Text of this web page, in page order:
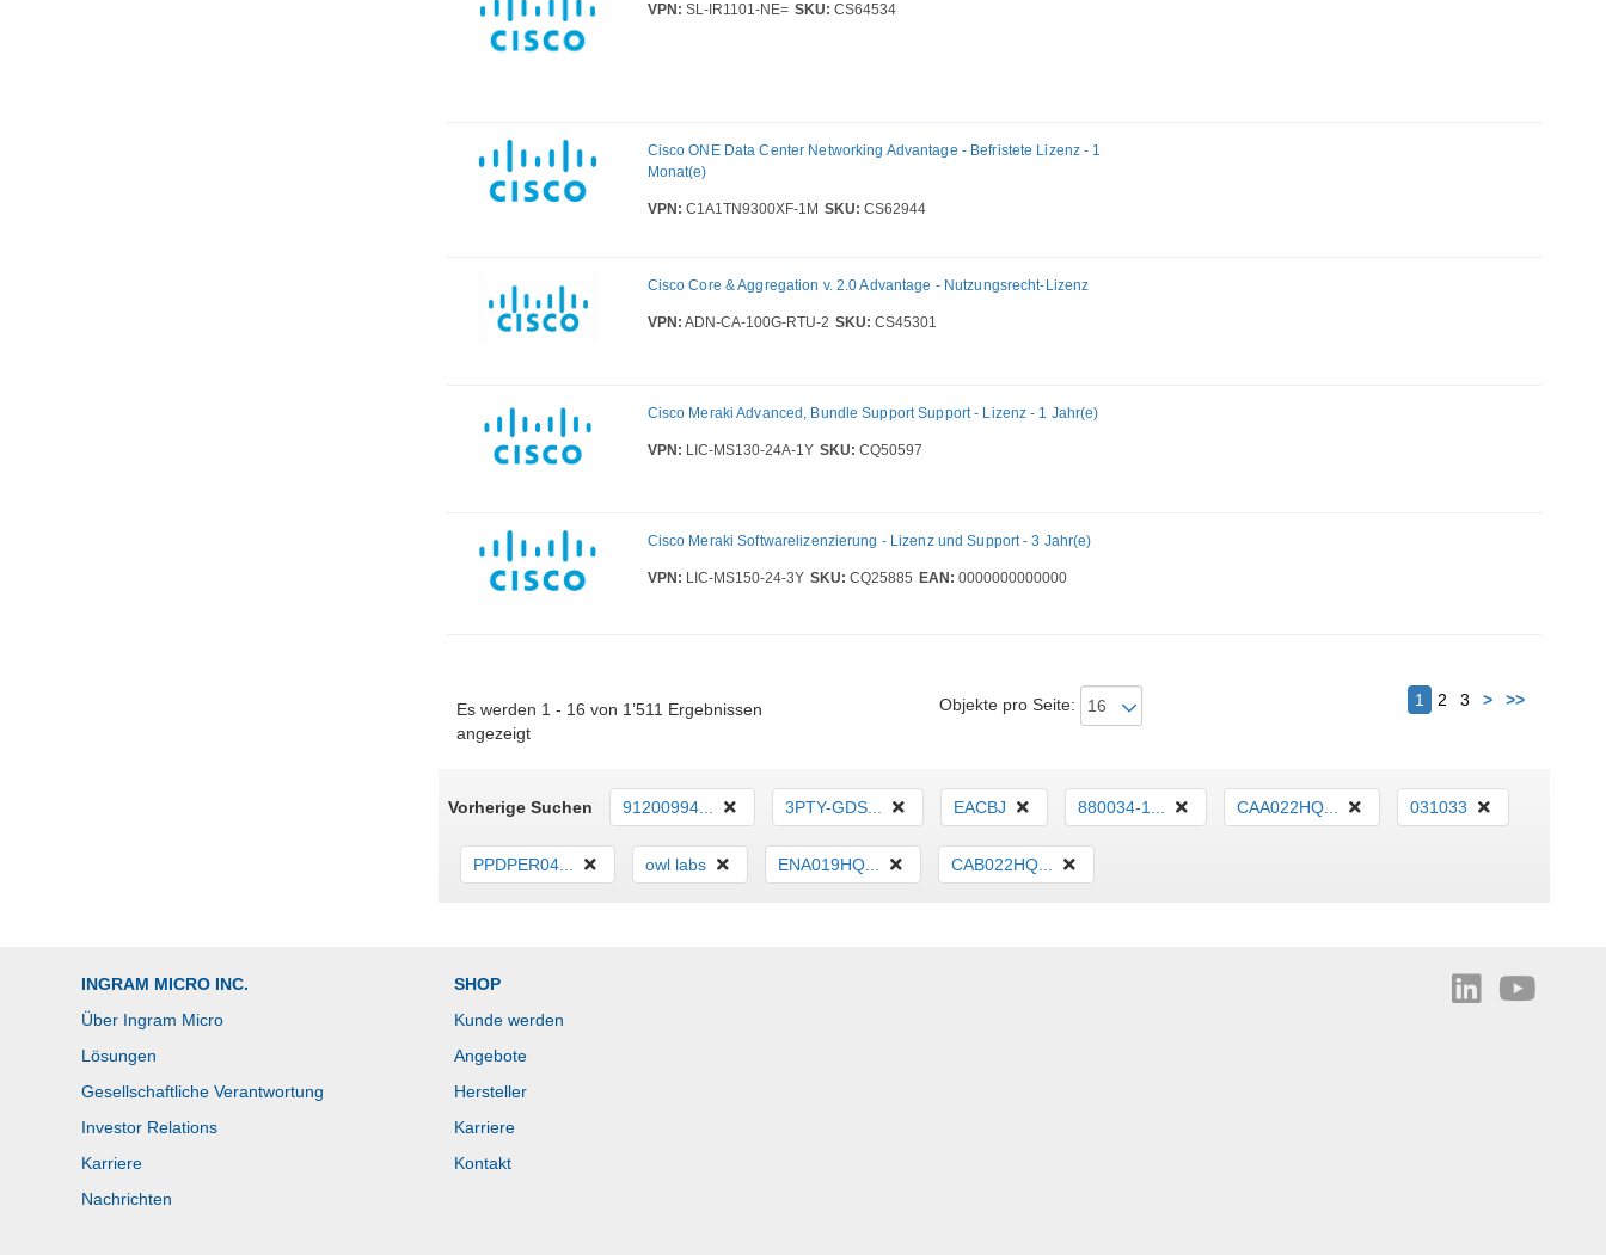
VPN: SL-IR1101-NE= SKU: CS64534
Cisco ONE Data Center Networking Advantage - Befristete Lizenz - 1
Monat(e)
VPN: C1A1TN9300XF-1M SKU: CS62944
Cisco Core & Aggregation v. 2.0 Advantage - Nutzungsrecht-Lizenz
VPN: ADN-CA-100G-RTU-2 SKU: CS45301
Cisco Meraki Advanced, Bundle Support Support - Lizenz - 1 Jahr(e)
VPN: LIC-MS130-24A-1Y SKU: CQ50597
Cisco Meraki Softwarelizenzierung - Lizenz und Support - 3 Jahr(e)
VPN: LIC-MS150-24-3Y SKU: CQ25885 EAN: 0000000000000
Es werden 1 - 16 von 1’511 Ergebnissen
angezeigt
Objekte pro Seite: 1 2 3 > >>Nächster
Vorherige Suchen 91200994... 3PTY-GDS... EACBJ 880034-1... CAA022HQ... 031033
PPDPER04... owl labs ENA019HQ... CAB022HQ...
INGRAM MICRO INC.
Über Ingram Micro
Lösungen
Gesellschaftliche Verantwortung
Investor Relations
Karriere
Nachrichten
SHOP
Kunde werden
Angebote
Hersteller
Karriere
Kontakt